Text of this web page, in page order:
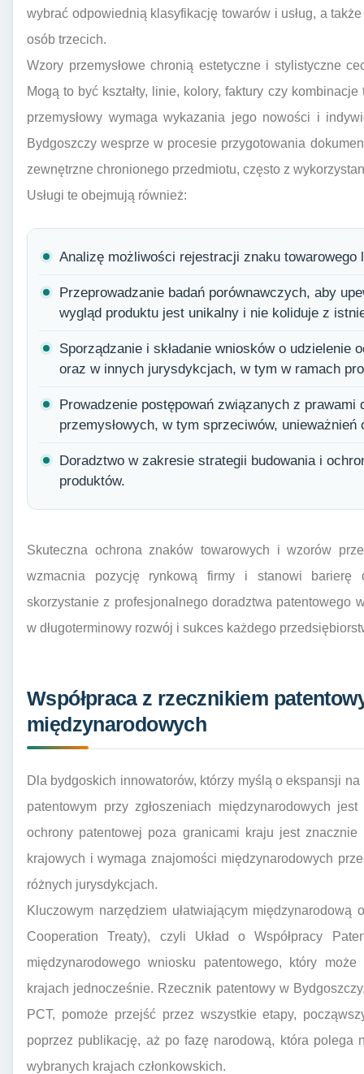
wybrać odpowiednią klasyfikację towarów i usług, a
osób trzecich.
Wzory przemysłowe chronią estetyczne i stylistyczne
Mogą to być kształty, linie, kolory, faktury czy
przemysłowy wymaga wykazania jego nowości i
Bydgoszczy wesprze w procesie przygotowania
zewnętrzne chronionego przedmiotu, często z
Usługi te obejmują również:
Analizę możliwości rejestracji znaku towarowego
Przeprowadzanie badań porównawczych, aby
wygląd produktu jest unikalny i nie koliduje z
Sporządzanie i składanie wniosków o udzielenie
oraz w innych jurysdykcjach, w tym w ramach
Prowadzenie postępowań związanych z
przemysłowych, w tym sprzeciwów,
Doradztwo w zakresie strategii budowania i
produktów.
Skuteczna ochrona znaków towarowych i wzorów
wzmacnia pozycję rynkową firmy i stanowi barierę
skorzystanie z profesjonalnego doradztwa patentowego
w długoterminowy rozwój i sukces każdego
Współpraca z rzecznikiem
międzynarodowych
Dla bydgoskich innowatorów, którzy myślą o ekspansji
patentowym przy zgłoszeniach międzynarodowych
ochrony patentowej poza granicami kraju jest
krajowych i wymaga znajomości międzynarodowych
różnych jurysdykcjach.
Kluczowym narzędziem ułatwiającym
Cooperation Treaty), czyli Układ o Współpracy
międzynarodowego wniosku patentowego, który
krajach jednocześnie. Rzecznik patentowy w
PCT, pomoże przejść przez wszystkie etapy,
poprzez publikację, aż po fazę narodową, która
wybranych krajach członkowskich.